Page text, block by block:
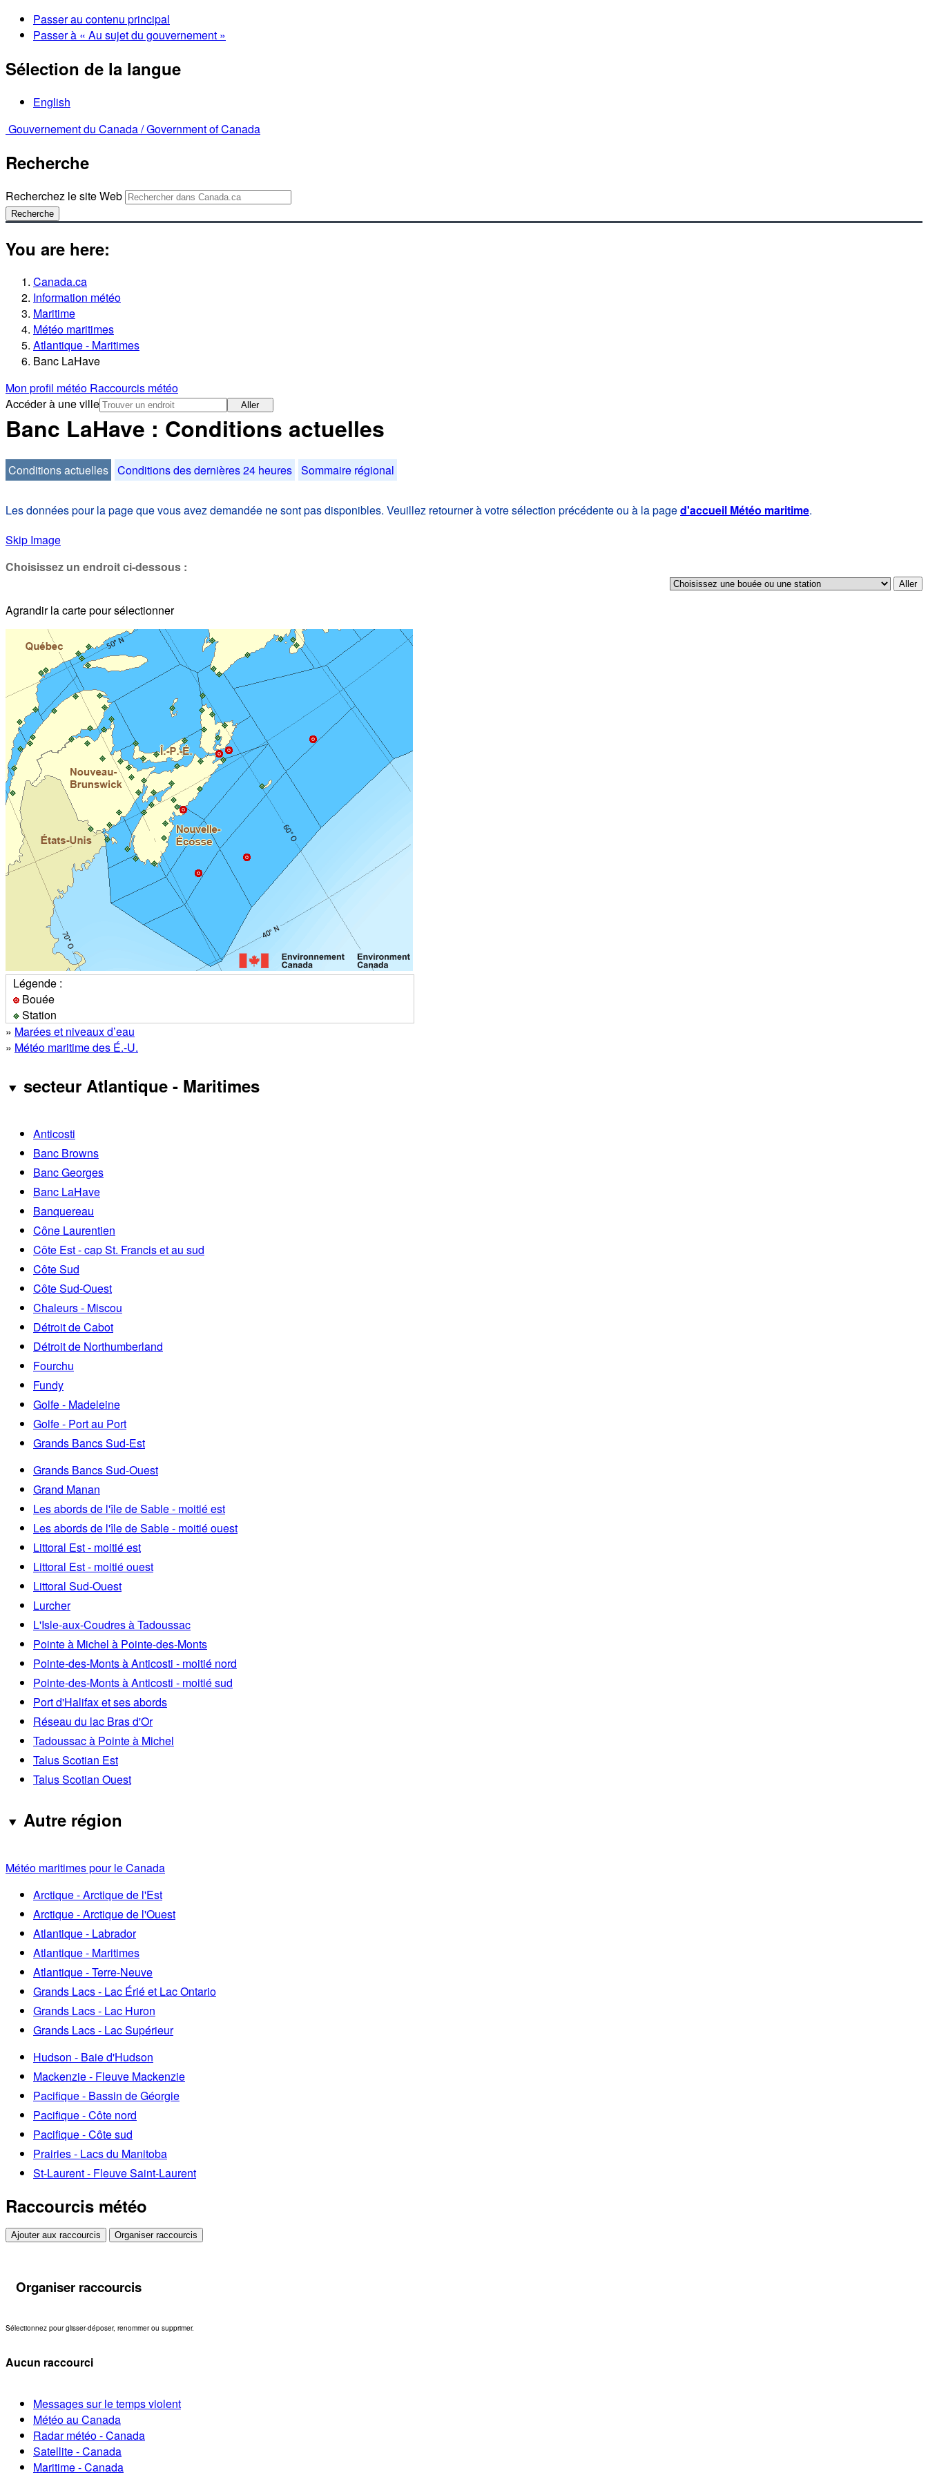
Passer au contenu principal
Passer à « Au sujet du gouvernement »
Sélection de la langue
English
Gouvernement du Canada /Government of Canada
Recherche
Recherchez le site Web
Recherche
You are here:
Canada.ca
Information météo
Maritime
Météo maritimes
Atlantique - Maritimes
Banc LaHave
Mon profil météo Raccourcis météo
Accéder à une ville
Aller
Banc LaHave : Conditions actuelles
Conditions actuelles Conditions des dernières 24 heures Sommaire régional
Les données pour la page que vous avez demandée ne sont pas disponibles. Veuillez retourner à votre sélection précédente ou à la paged'accueil Météo maritime.
Skip Image
Choisissez un endroit ci-dessous :
Agrandir la carte pour sélectionner
Légende :
Bouée
Station
» Marées et niveaux d’eau
» Météo maritime des É.-U.
secteur Atlantique - Maritimes
Anticosti
Banc Browns
Banc Georges
Banc LaHave
Banquereau
Cône Laurentien
Côte Est - cap St. Francis et au sud
Côte Sud
Côte Sud-Ouest
Chaleurs - Miscou
Détroit de Cabot
Détroit de Northumberland
Fourchu
Fundy
Golfe - Madeleine
Golfe - Port au Port
Grands Bancs Sud-Est
Grands Bancs Sud-Ouest
Grand Manan
Les abords de l'île de Sable - moitié est
Les abords de l'île de Sable - moitié ouest
Littoral Est - moitié est
Littoral Est - moitié ouest
Littoral Sud-Ouest
Lurcher
L'Isle-aux-Coudres à Tadoussac
Pointe à Michel à Pointe-des-Monts
Pointe-des-Monts à Anticosti - moitié nord
Pointe-des-Monts à Anticosti - moitié sud
Port d'Halifax et ses abords
Réseau du lac Bras d'Or
Tadoussac à Pointe à Michel
Talus Scotian Est
Talus Scotian Ouest
Autre région
Météo maritimes pour le Canada
Arctique - Arctique de l'Est
Arctique - Arctique de l'Ouest
Atlantique - Labrador
Atlantique - Maritimes
Atlantique - Terre-Neuve
Grands Lacs - Lac Érié et Lac Ontario
Grands Lacs - Lac Huron
Grands Lacs - Lac Supérieur
Hudson - Baie d'Hudson
Mackenzie - Fleuve Mackenzie
Pacifique - Bassin de Géorgie
Pacifique - Côte nord
Pacifique - Côte sud
Prairies - Lacs du Manitoba
St-Laurent - Fleuve Saint-Laurent
Raccourcis météo
Ajouter aux raccourcis Organiser raccourcis
Organiser raccourcis
Sélectionnez pour glisser-déposer, renommer ou supprimer.
Aucun raccourci
Messages sur le temps violent
Météo au Canada
Radar météo - Canada
Satellite - Canada
Maritime - Canada